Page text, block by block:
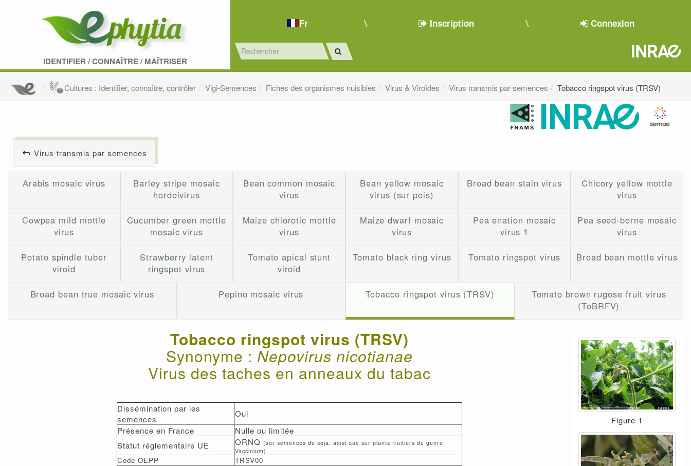
IDENTIFIER /CONNAÎTRE/MAÎTRISER
Fr Inscription Connexion
Cultures : Identifier, connaître, contrôler Vigi-Semences Fiches des organismes nuisibles Virus & Viroïdes Virus transmis par semences Tobacco ringspot virus (TRSV)
Virus transmis par semences
Arabis mosaic virus
Barley stripe mosaic
hordeivirus
Bean common mosaic
virus
Bean yellow mosaic
virus (sur pois)
Broad bean stain virus
Chicory yellow mottle
virus
Cowpea mild mottle
virus
Cucumber green mottle
mosaic virus
Maize chlorotic mottle
virus
Maize dwarf mosaic
virus
Pea enation mosaic
virus 1
Pea seed-borne mosaic
virus
Potato spindle tuber
viroid
Strawberry latent
ringspot virus
Tomato apical stunt
viroid
Tomato black ring virus Tomato ringspot virus Broad bean mottle virus
Broad bean true mosaic virus Pepino mosaic virus Tobacco ringspot virus (TRSV)
Tomato brown rugose fruit virus
(ToBRFV)
Tobacco ringspot virus (TRSV)
Synonyme : Nepovirus nicotianae
Virus des taches en anneaux du tabac
Dissémination par les
semences
Oui
Présence en France
Nulle ou limitée
Statut réglementaire UE
ORNQ (sur semences de soja, ainsi que sur plants fruitiers du genre
Vaccinium)
Code OEPP TRSV00
Figure 1